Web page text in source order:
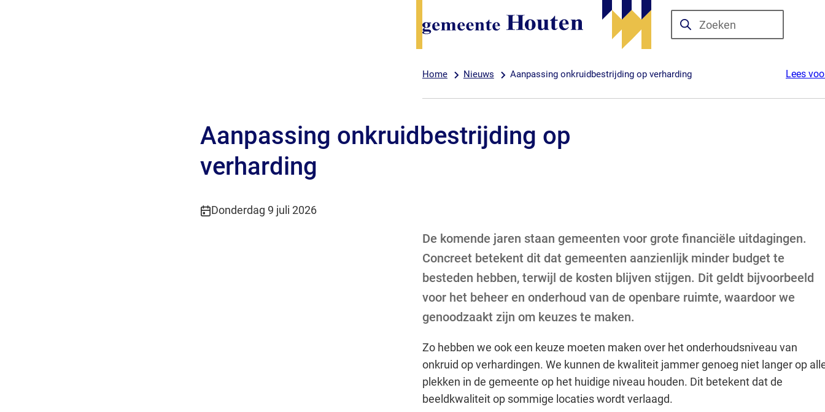
Zoeken
Wanneer
kun
omlaag
te
gebruiken.
Gebruik
toets
een
Home Nieuws Aanpassing onkruidbestrijding op verharding Lees
Aanpassing onkruidbestrijding op
verharding
Publicatiedatum:
Donderdag 9 juli 2026
De komende jaren staan gemeenten voor grote financiële uitdagingen.
Concreet betekent dit dat gemeenten aanzienlijk minder budget te
besteden hebben, terwijl de kosten blijven stijgen. Dit geldt bijvoorbeeld
voor het beheer en onderhoud van de openbare ruimte, waardoor we
genoodzaakt zijn om keuzes te maken.
Zo hebben we ook een keuze moeten maken over het onderhoudsniveau van
onkruid op verhardingen. We kunnen de kwaliteit jammer genoeg niet langer op
plekken in de gemeente op het huidige niveau houden. Dit betekent dat de
beeldkwaliteit op sommige locaties wordt verlaagd.